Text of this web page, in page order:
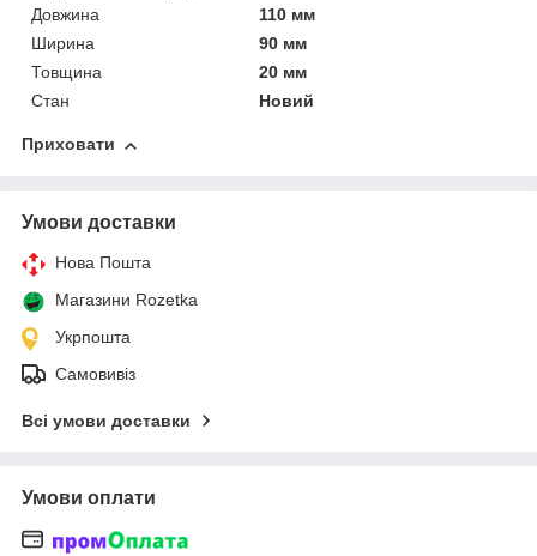
Довжина
110 мм
Ширина
90 мм
Товщина
20 мм
Стан
Новий
Приховати
Умови доставки
Нова Пошта
Магазини Rozetka
Укрпошта
Самовивіз
Всі умови доставки
Умови оплати